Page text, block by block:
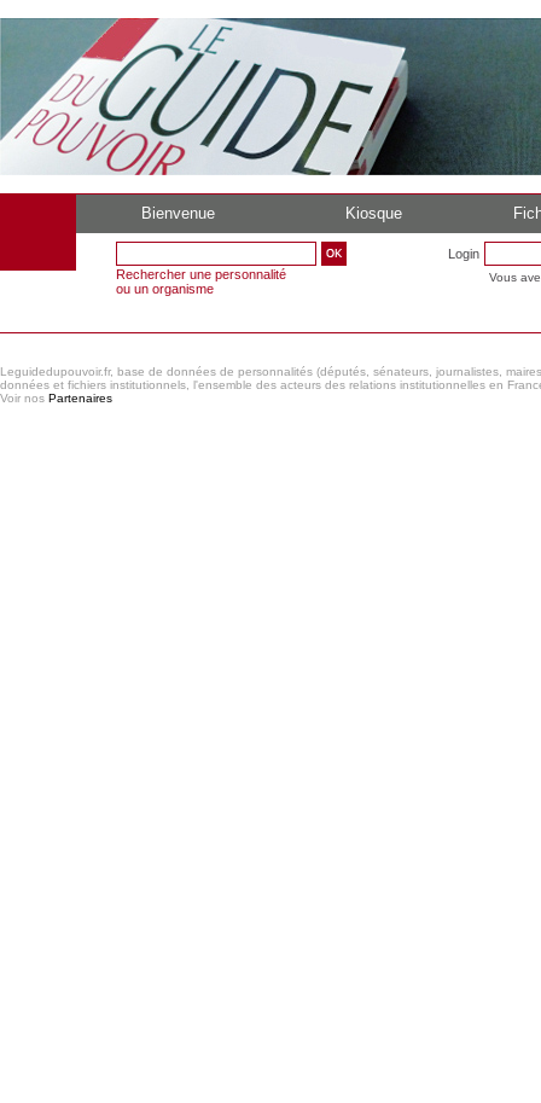
Bienvenue Kiosque
Rechercher une personnalité
ou un organisme
Login
Vous
Leguidedupouvoir.fr, base de données de personnalités (députés, sénateurs, journalistes,
données et fichiers institutionnels, l'ensemble des acteurs des relations institutionnelles en
Voir nos Partenaires